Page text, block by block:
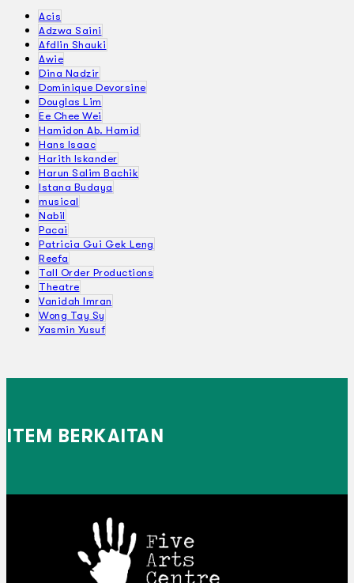
Acis
Adzwa Saini
Afdlin Shauki
Awie
Dina Nadzir
Dominique Devorsine
Douglas Lim
Ee Chee Wei
Hamidon Ab. Hamid
Hans Isaac
Harith Iskander
Harun Salim Bachik
Istana Budaya
musical
Nabil
Pacai
Patricia Gui Gek Leng
Reefa
Tall Order Productions
Theatre
Vanidah Imran
Wong Tay Sy
Yasmin Yusuf
ITEM BERKAITAN